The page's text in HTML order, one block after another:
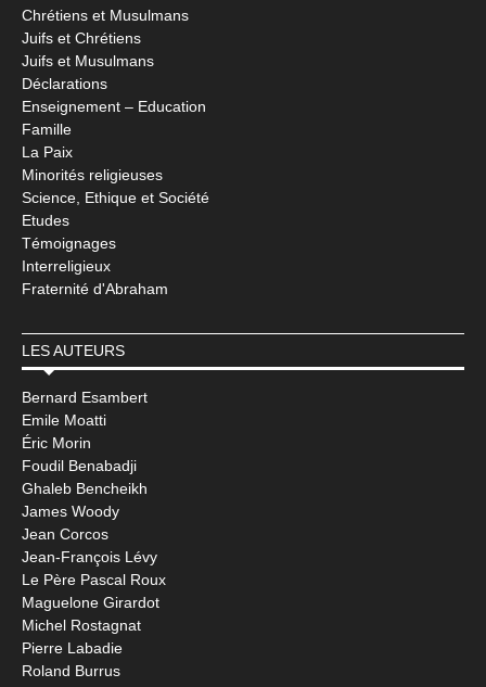
Chrétiens et Musulmans
Juifs et Chrétiens
Juifs et Musulmans
Déclarations
Enseignement – Education
Famille
La Paix
Minorités religieuses
Science, Ethique et Société
Etudes
Témoignages
Interreligieux
Fraternité d'Abraham
LES AUTEURS
Bernard Esambert
Emile Moatti
Éric Morin
Foudil Benabadji
Ghaleb Bencheikh
James Woody
Jean Corcos
Jean-François Lévy
Le Père Pascal Roux
Maguelone Girardot
Michel Rostagnat
Pierre Labadie
Roland Burrus